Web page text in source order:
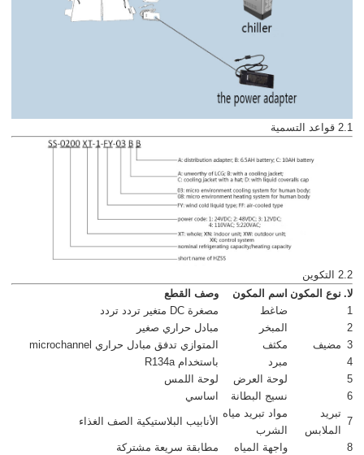
2.1 قواعد التسمية
2.2 التكوين
لا. نوع المكون اسم المكون
وصف القطع
1
مضيف
ضاغط
مصغرة DC متغير تردد تردد
2
المبخر
مبادل حراري صغير
3
مكثف
المتوازي تدفق مبادل حراري microchannel
4
مبرد
باستخدام R134a
5
لوحة العرض
لوحة اللمس
6
تبريد
الملابس
نسيج البطانة اساسي
7
مواد تبريد مياه
الشرب
الأنابيب البلاستيكية الصف الغذاء
8 واجهة المياه مطابقة سريعة مشتركة